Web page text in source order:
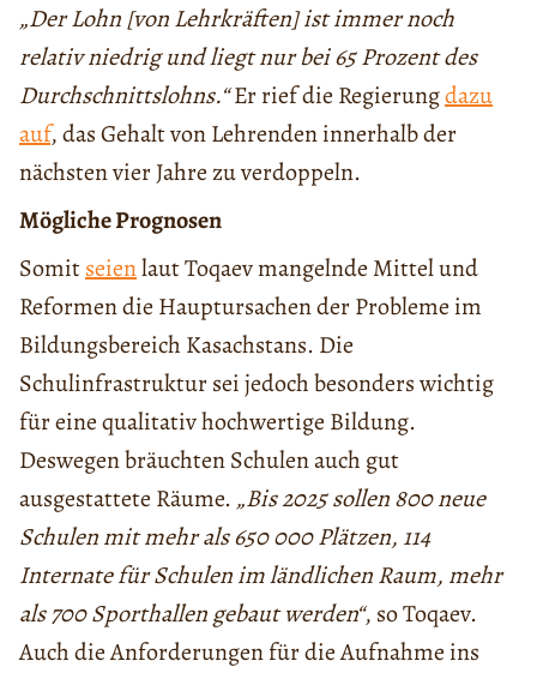
„Der Lohn [von Lehrkräften] ist immer noch
relativ niedrig und liegt nur bei 65 Prozent des
Durchschnittslohns.“Er rief die Regierungdazu
auf, das Gehalt von Lehrenden innerhalb der
nächsten vier Jahre zu verdoppeln.
Mögliche Prognosen
Somitseienlaut Toqaev mangelnde Mittel und
Reformen die Hauptursachen der Probleme im
Bildungsbereich Kasachstans. Die
Schulinfrastruktur sei jedoch besonders wichtig
für eine qualitativ hochwertige Bildung.
Deswegen bräuchten Schulen auch gut
ausgestattete Räume. „Bis 2025 sollen 800 neue
Schulen mit mehr als 650 000 Plätzen, 114
Internate für Schulen im ländlichen Raum, mehr
als 700 Sporthallen gebaut werden“, so Toqaev.
Auch die Anforderungen für die Aufnahme ins